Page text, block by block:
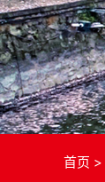
首页 >